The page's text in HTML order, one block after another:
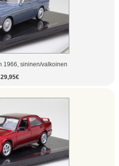
1966, sininen/valkoinen
29,95€